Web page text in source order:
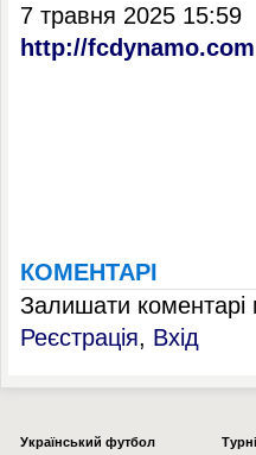
7 травня 2025 15:59
http://fcdynamo.com
КОМЕНТАРІ
Залишати коментарі
Реєстрація, Вхід
Українcький футбол